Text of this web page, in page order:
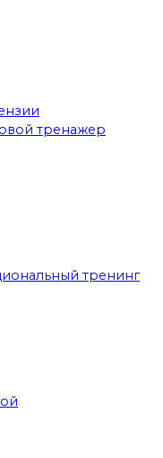
тренажер
тренинг